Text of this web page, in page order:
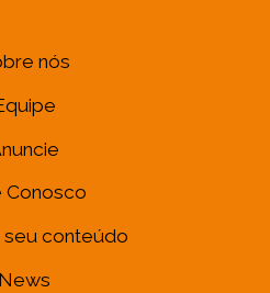
nós
Conosco
seu conteúdo
News